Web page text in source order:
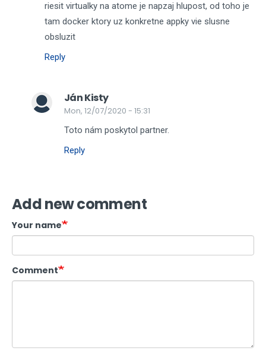
riesit virtualky na atome je napzaj hlupost, od toho je
tam docker ktory uz konkretne appky vie slusne
obsluzit
Reply
Ján Kisty
Mon, 12/07/2020 - 15:31
Toto nám poskytol partner.
Reply
Add new comment
Your name
Comment